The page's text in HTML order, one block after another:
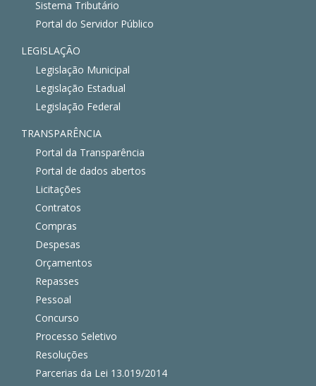
Sistema Tributário
Portal do Servidor Público
LEGISLAÇÃO
Legislação Municipal
Legislação Estadual
Legislação Federal
TRANSPARÊNCIA
Portal da Transparência
Portal de dados abertos
Licitações
Contratos
Compras
Despesas
Orçamentos
Repasses
Pessoal
Concurso
Processo Seletivo
Resoluções
Parcerias da Lei 13.019/2014